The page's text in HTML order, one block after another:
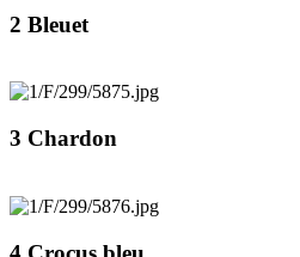
2 Bleuet
3 Chardon